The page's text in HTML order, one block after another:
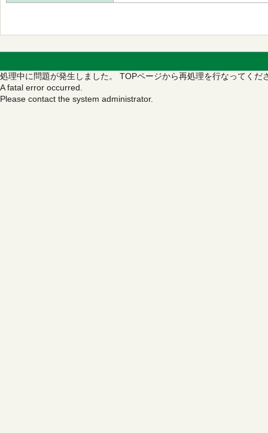
処理中に問題が発生しました。 TOPページから再処理を行なってくだ
A fatal error occurred.
Please contact the system administrator.